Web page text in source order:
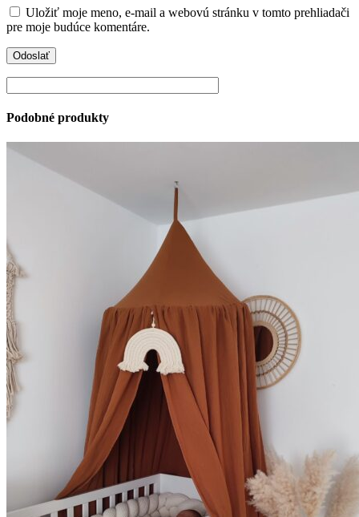
Uložiť moje meno, e-mail a webovú stránku v tomto prehliadači
pre moje budúce komentáre.
Podobné produkty